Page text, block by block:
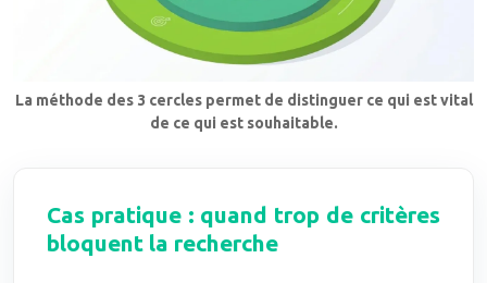
La méthode des 3 cercles permet de distinguer ce qui est vital
de ce qui est souhaitable.
Cas pratique : quand trop de critères
bloquent la recherche